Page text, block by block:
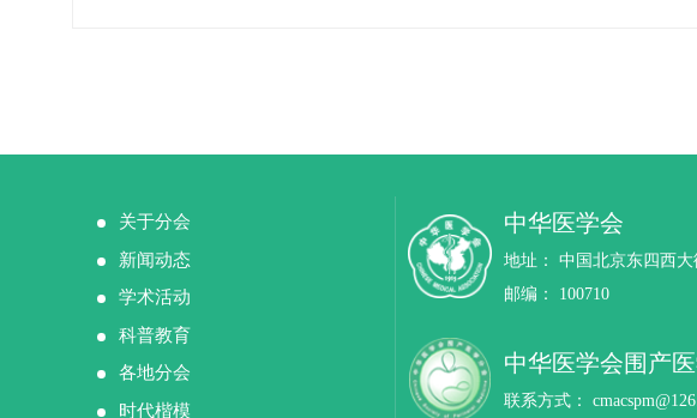
关于分会
新闻动态
学术活动
科普教育
各地分会
时代楷模
中华医学会
地址： 中国北京东四西大
邮编： 100710
中华医学会围产
联系方式：